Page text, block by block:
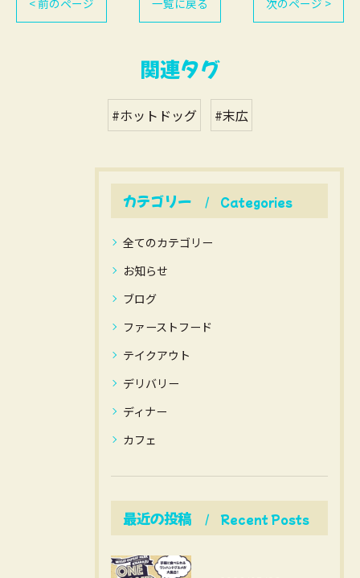
< 前のページ 一覧に戻る 次のページ >
関連タグ
#ホットドッグ #末広
カテゴリー Categories
全てのカテゴリー
お知らせ
ブログ
ファーストフード
テイクアウト
デリバリー
ディナー
カフェ
最近の投稿 Recent Posts